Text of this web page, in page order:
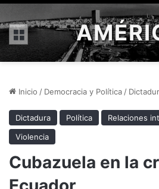
Menú
Inicio / Democracia y Política /
Dictadura Política
Relaciones
Violencia
Cubazuela en la